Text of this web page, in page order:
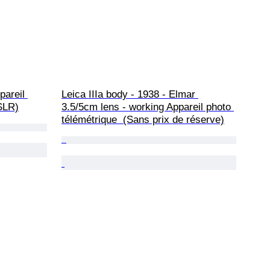
Leica IIIa body - 1938 - Elmar
3.5/5cm lens - working Appareil photo
télémétrique  (Sans prix de réserve)